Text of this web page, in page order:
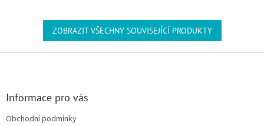
ZOBRAZIT VŠECHNY SOUVISEJÍCÍ PRODUKTY
Informace pro vás
Obchodní podmínky